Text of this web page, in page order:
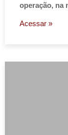
operação, na
Acessar »